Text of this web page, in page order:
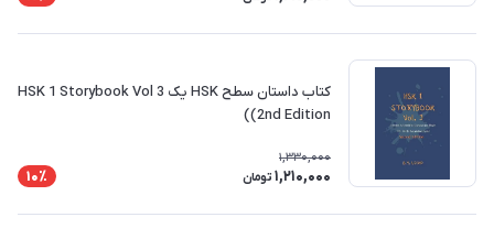
کتاب داستان سطح HSK یک HSK 1 Storybook Vol 3
(2nd Edition)
1,330,000
1,210,000 تومان 10٪